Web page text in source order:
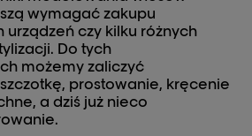
wymagać zakupu
czy kilku różnych
Do tych
możemy zaliczyć
prostowanie, kręcenie
a dziś już nieco